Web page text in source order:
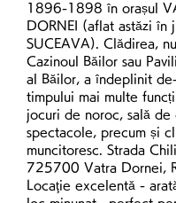
1896-1898 în orașul
DORNEI (aflat astăzi în
SUCEAVA). Clădirea,
Cazinoul Băilor sau
al Băilor, a îndeplinit
timpului mai multe
jocuri de noroc, sală de
spectacole, precum și
muncitoresc. Strada
725700 Vatra Dornei,
Locaţie excelentă -